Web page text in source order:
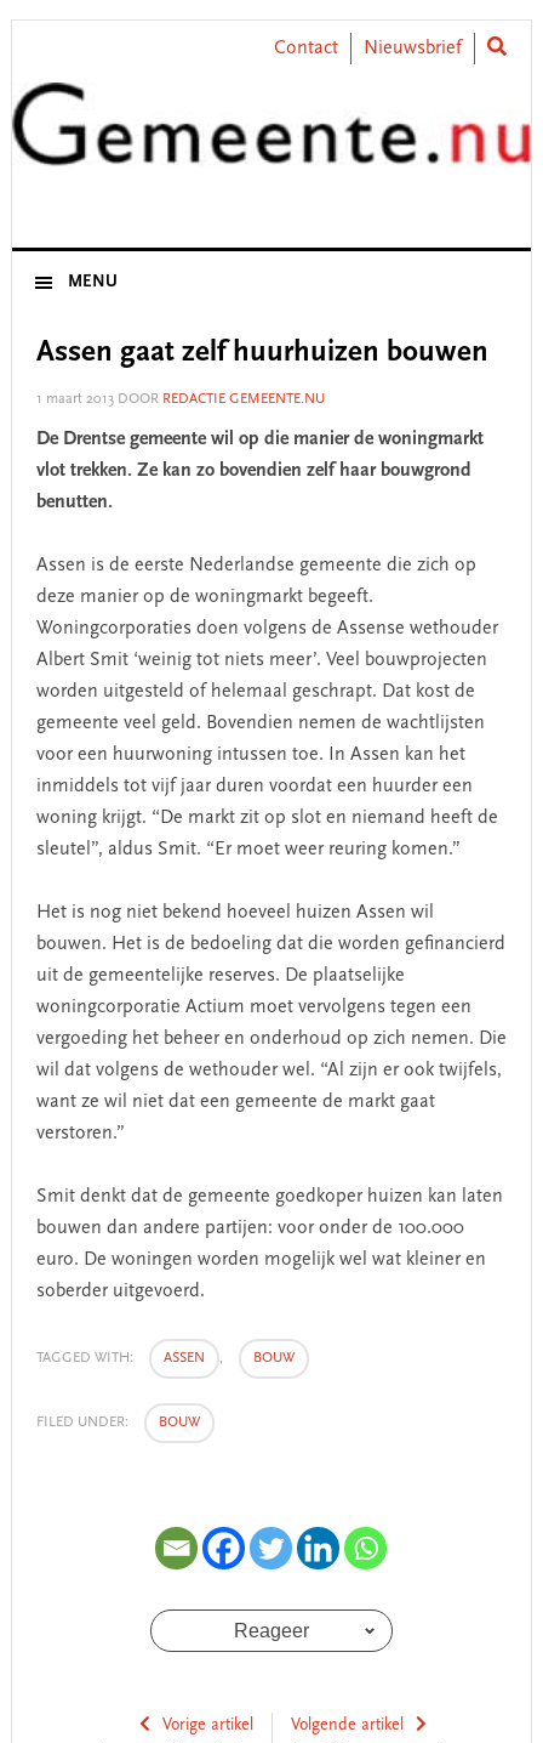
Skip
primary
navigation
Skip
content
Skip
primary
sidebar
Skip
footer
Contact Nieuwsbrief
MENU
Assen gaat zelf huurhuizen bouwen
1 maart 2013DOOR REDACTIE GEMEENTE.NU
De Drentse gemeente wil op die manier de woningmarkt
vlot trekken. Ze kan zo bovendien zelf haar bouwgrond
benutten.
Assen is de eerste Nederlandse gemeente die zich op
deze manier op de woningmarkt begeeft.
Woningcorporaties doen volgens de Assense wethouder
Albert Smit ‘weinig tot niets meer’. Veel bouwprojecten
worden uitgesteld of helemaal geschrapt. Dat kost de
gemeente veel geld. Bovendien nemen de wachtlijsten
voor een huurwoning intussen toe. In Assen kan het
inmiddels tot vijf jaar duren voordat een huurder een
woning krijgt. “De markt zit op slot en niemand heeft de
sleutel”, aldus Smit. “Er moet weer reuring komen.”
Het is nog niet bekend hoeveel huizen Assen wil
bouwen. Het is de bedoeling dat die worden gefinancierd
uit de gemeentelijke reserves. De plaatselijke
woningcorporatie Actium moet vervolgens tegen een
vergoeding het beheer en onderhoud op zich nemen. Die
wil dat volgens de wethouder wel. “Al zijn er ook twijfels,
want ze wil niet dat een gemeente de markt gaat
verstoren.”
Smit denkt dat de gemeente goedkoper huizen kan laten
bouwen dan andere partijen: voor onder de 100.000
euro. De woningen worden mogelijk wel wat kleiner en
soberder uitgevoerd.
TAGGED WITH: ASSEN , BOUW
FILED UNDER: BOUW
Reageer
Vorige artikel
Volgende artikel